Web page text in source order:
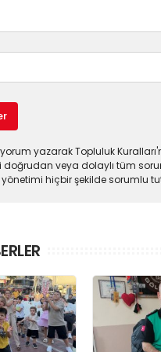
yazarak Topluluk
veya dolaylı tüm
hiçbir şekilde sorumlu